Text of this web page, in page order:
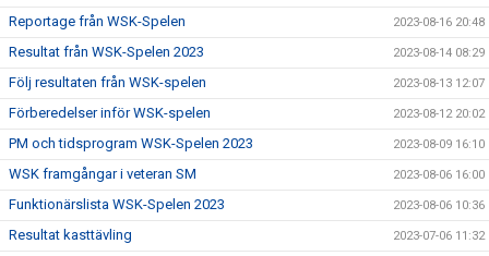
Reportage från WSK-Spelen 2023-08-16 20:48
Resultat från WSK-Spelen 2023 2023-08-14 08:29
Följ resultaten från WSK-spelen 2023-08-13 12:07
Förberedelser inför WSK-spelen 2023-08-12 20:02
PM och tidsprogram WSK-Spelen 2023 2023-08-09 16:10
WSK framgångar i veteran SM 2023-08-06 16:00
Funktionärslista WSK-Spelen 2023 2023-08-06 10:36
Resultat kasttävling 2023-07-06 11:32